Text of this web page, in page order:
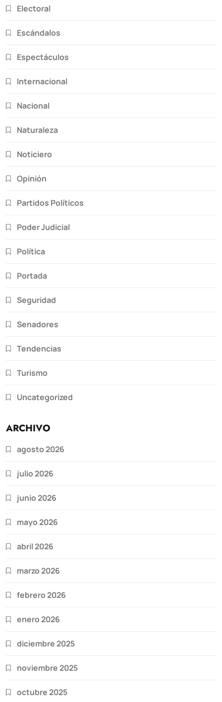
Electoral
Escándalos
Espectáculos
Internacional
Nacional
Naturaleza
Noticiero
Opinión
Partidos Políticos
Poder Judicial
Política
Portada
Seguridad
Senadores
Tendencias
Turismo
Uncategorized
ARCHIVO
agosto 2026
julio 2026
junio 2026
mayo 2026
abril 2026
marzo 2026
febrero 2026
enero 2026
diciembre 2025
noviembre 2025
octubre 2025